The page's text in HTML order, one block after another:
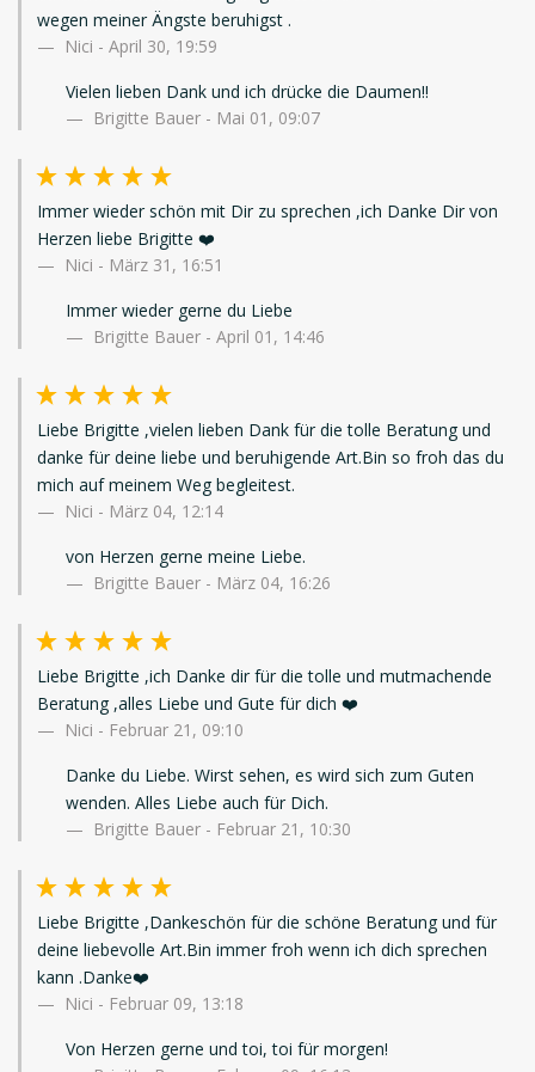
wegen meiner Ängste beruhigst .
Nici - April 30, 19:59
Vielen lieben Dank und ich drücke die Daumen!!
Brigitte Bauer - Mai 01, 09:07
Immer wieder schön mit Dir zu sprechen ,ich Danke Dir von
Herzen liebe Brigitte ❤️
Nici - März 31, 16:51
Immer wieder gerne du Liebe
Brigitte Bauer - April 01, 14:46
Liebe Brigitte ,vielen lieben Dank für die tolle Beratung und
danke für deine liebe und beruhigende Art.Bin so froh das du
mich auf meinem Weg begleitest.
Nici - März 04, 12:14
von Herzen gerne meine Liebe.
Brigitte Bauer - März 04, 16:26
Liebe Brigitte ,ich Danke dir für die tolle und mutmachende
Beratung ,alles Liebe und Gute für dich ❤️
Nici - Februar 21, 09:10
Danke du Liebe. Wirst sehen, es wird sich zum Guten
wenden. Alles Liebe auch für Dich.
Brigitte Bauer - Februar 21, 10:30
Liebe Brigitte ,Dankeschön für die schöne Beratung und für
deine liebevolle Art.Bin immer froh wenn ich dich sprechen
kann .Danke❤️
Nici - Februar 09, 13:18
Von Herzen gerne und toi, toi für morgen!